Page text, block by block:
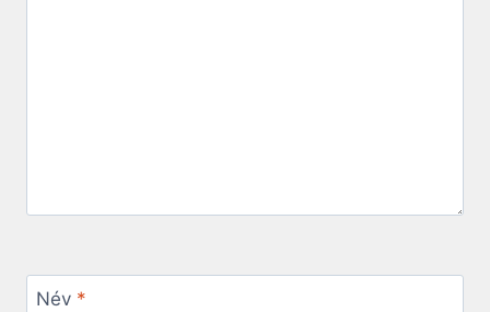
Név *